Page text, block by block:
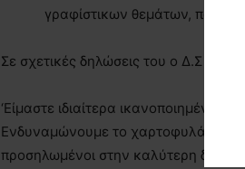
γραφίστικων θεμάτων,
Σε σχετικές δηλώσεις του ο Δ.Σ της
‘Είμαστε ιδιαίτερα ικανοποιημένοι
Ενδυναμώνουμε το χαρτοφυλάκιο
προσηλωμένοι στην καλύτερη